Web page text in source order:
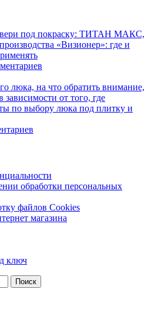
под покраску: ТИТАН МАКС,
«Визионер»: где и
люка, на что обратить внимание,
зависимости от того, где
по выбору люка под плитку и
обработки персональных
файлов Cookies
магазина
ключ
Поиск